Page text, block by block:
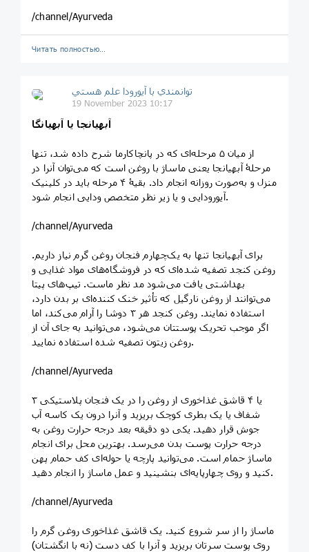
/channel/Ayurveda
Читать полностью…
توانمندي با آيورودا علم هستي
19 November 2023 10:17
آبهیانجا یا آبهیانگا
از میان ۵ مرحله‌ای که در پانچاکارما شرح داده شد، تنها
مرحلۀ آبهیانجا یعنی ماساژ با روغن است که می‌توان آنرا در
منزل و به‌صورت روزانه انجام داد. بقیۀ ۴ مرحله باید در کلینیک
آیورودایی و یا زیر نظر متخصص ودایی انجام شود.
/channel/Ayurveda
برای آبهیانجا تنها به یک‌چهارم فنجان روغن گرم نیاز داریم.
روغن کنجد تصفیه شده‌ای که در فروشگاه‌های مواد غذایی و
بهداشتی یافت می‌شود مد نظر ماست. تیپ‌های پیتا
می‌توانند از روغن نارگیل که تأثیر خنک کننده‌ای بر بدن دارد،
استفاده نمایند. روغن کنجد هر ۳ دوشا را آرام می‌کند، اما
اگر موجب تحریک پوستتان می‌شود، می‌توانید به جای آن از
روغن زیتون تصفیه شده استفاده نمایید.
/channel/Ayurveda
۳ یا ۴ قاشق غذاخوری از روغن را در یک فنجان پلاستیکی
شفاف یا یک بطری کوچک بریزید و آنرا درون یک کاسه آب
جوش قرار دهید. یکی دو دقیقه بعد درجه حرارت روغن به
درجه حرارت پوست بدن می‌رسد. بهترین محل برای انجام
ماساژ حمام است. می‌توانید پارچه یا حوله‌ای کف حمام پهن
کنید و روی چهارپایه‌ای بنشینید و عمل ماساژ را انجام دهید.
/channel/Ayurveda
ماساژ را از سر شروع کنید. یک قاشق غذاخوری روغن گرم را
روی پوست سرتان بریزید و آنرا با کف دست (نه با انگشتان)